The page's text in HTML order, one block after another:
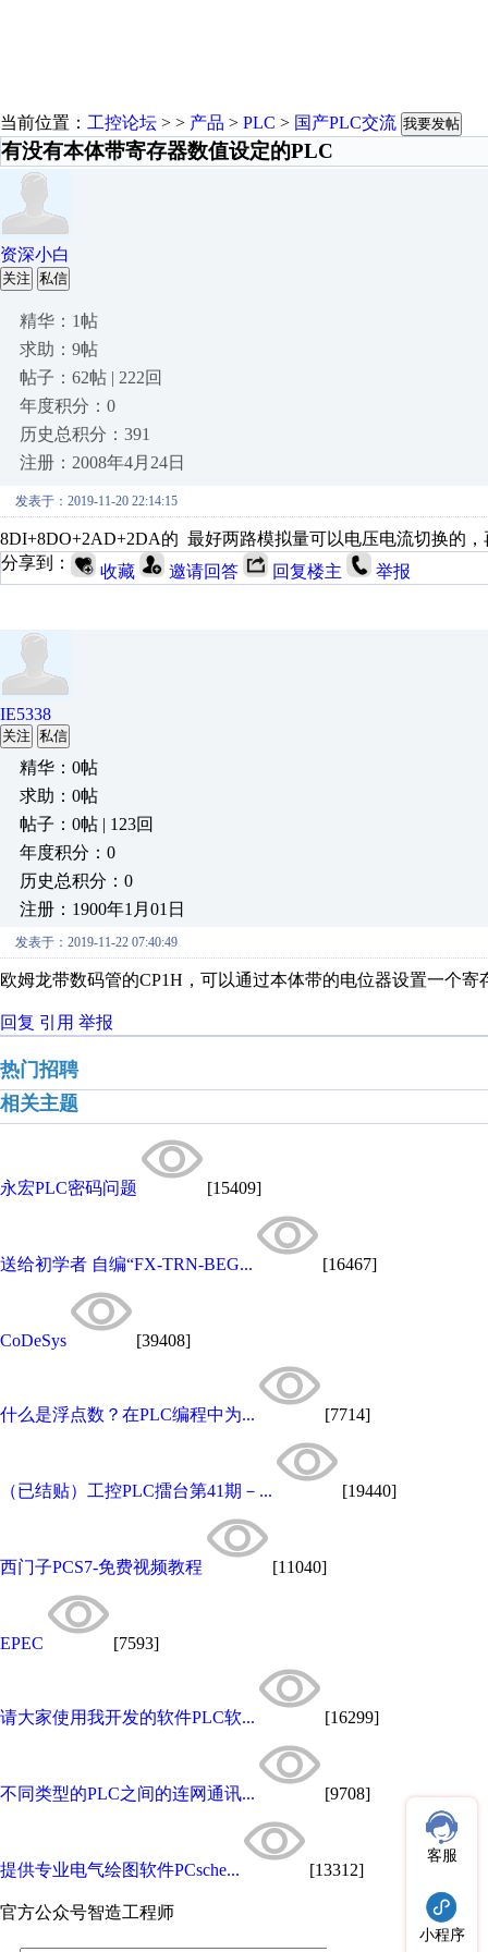
当前位置： 工控论坛 > > 产品 > PLC > 国产PLC交流 我要发帖
有没有本体带寄存器数值设定的PLC
资深小白
关注 私信
精华：1帖
求助：9帖
帖子：62帖 | 222回
年度积分：0
历史总积分：391
注册：2008年4月24日
发表于：2019-11-20 22:14:15
8DI+8DO+2AD+2DA的 最好两路模拟量可以电压电流切换的
分享到：
收藏 邀请回答 回复楼主 举报
IE5338
关注 私信
精华：0帖
求助：0帖
帖子：0帖 | 123回
年度积分：0
历史总积分：0
注册：1900年1月01日
发表于：2019-11-22 07:40:49
欧姆龙带数码管的CP1H，可以通过本体带的电位器设置一个寄
回复 引用 举报
热门招聘
相关主题
永宏PLC密码问题 [15409]
送给初学者 自编“FX-TRN-BEG... [16467]
CoDeSys [39408]
什么是浮点数？在PLC编程中为... [7714]
（已结贴）工控PLC擂台第41期－... [19440]
西门子PCS7-免费视频教程 [11040]
EPEC [7593]
请大家使用我开发的软件PLC软... [16299]
不同类型的PLC之间的连网通讯... [9708]
提供专业电气绘图软件PCsche... [13312]
官方公众号智造工程师
客服
小程序